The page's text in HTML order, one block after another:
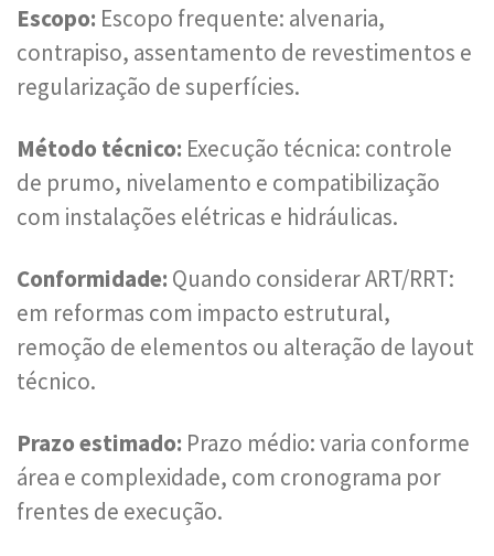
Escopo: Escopo frequente: alvenaria,
contrapiso, assentamento de revestimentos e
regularização de superfícies.
Método técnico: Execução técnica: controle
de prumo, nivelamento e compatibilização
com instalações elétricas e hidráulicas.
Conformidade: Quando considerar ART/RRT:
em reformas com impacto estrutural,
remoção de elementos ou alteração de layout
técnico.
Prazo estimado: Prazo médio: varia conforme
área e complexidade, com cronograma por
frentes de execução.